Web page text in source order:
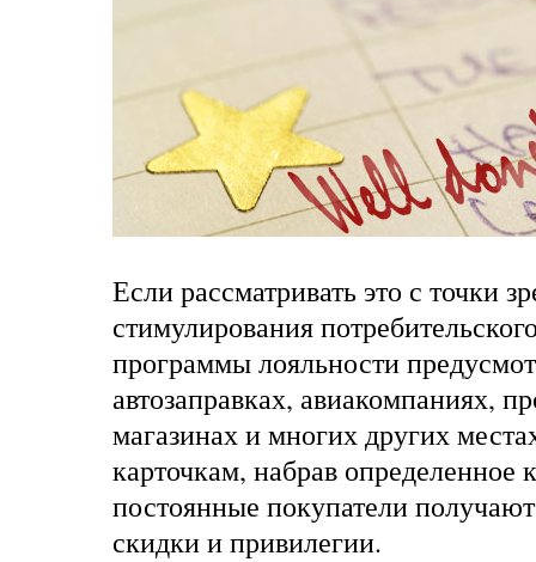
Если рассматривать это с точки
стимулирования
программы лояльности
автозаправках, авиакомпаниях,
магазинах и многих других
карточкам, набрав определенное
постоянные покупатели
скидки и привилегии.